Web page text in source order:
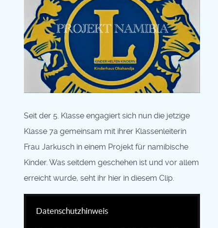
Seit der 5. Klasse engagiert sich nun die jetzige
Klasse 7a gemeinsam mit ihrer Klassenleiterin
Frau Jarkusch in einem Projekt für namibische
Kinder. Was seitdem geschehen ist und vor allem
erreicht wurde, seht ihr hier in diesem Clip.
Datenschutzhinweis